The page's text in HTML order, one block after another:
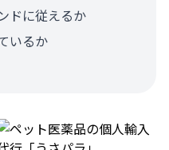
ドに従えるか
いるか